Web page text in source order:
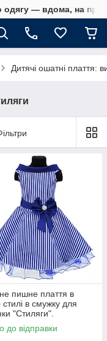
одягу — вдома, на
Дитячі ошатні плаття:
пишне плаття в
стилі в смужку для
"Стиляги".
до відправки